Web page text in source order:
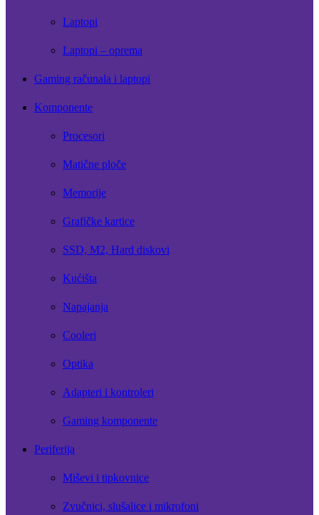
Laptopi
Laptopi – oprema
Gaming računala i laptopi
Komponente
Procesori
Matične ploče
Memorije
Grafičke kartice
SSD, M2, Hard diskovi
Kućišta
Napajanja
Cooleri
Optika
Adapteri i kontroleri
Gaming komponente
Periferija
Miševi i tipkovnice
Zvučnici, slušalice i mikrofoni